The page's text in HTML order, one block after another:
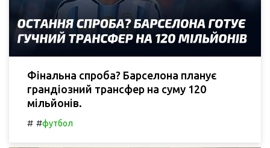
Фінальна спроба? Барселона планує
грандіозний трансфер на суму 120
мільйонів.
# #футбол